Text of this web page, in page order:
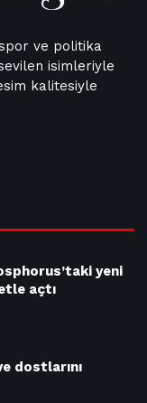
ve politika
isimleriyle
kalitesiyle
yeni
açtı
dostlarını